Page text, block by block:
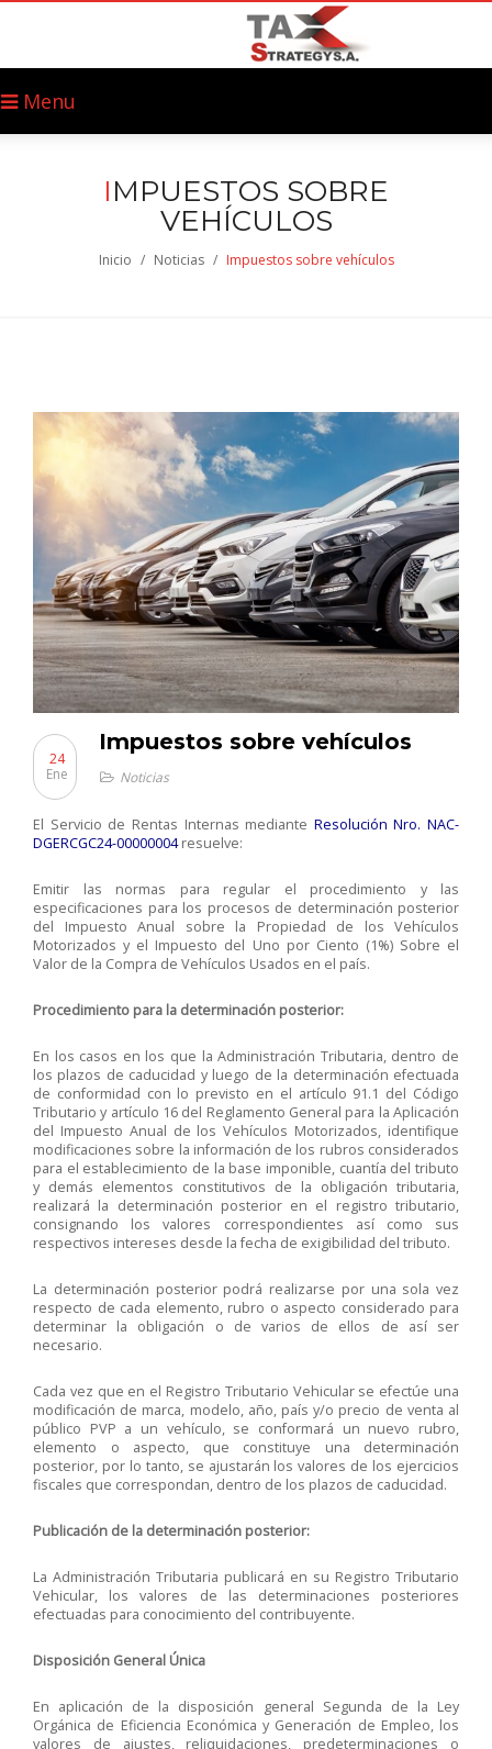
Menu
IMPUESTOS SOBRE
VEHÍCULOS
Inicio / Noticias / Impuestos sobre vehículos
Impuestos sobre vehículos
24
Ene
Noticias
El Servicio de Rentas Internas mediante Resolución Nro. NAC-
DGERCGC24-00000004resuelve:
Emitir las normas para regular el procedimiento y las
especificaciones para los procesos de determinación posterior
del Impuesto Anual sobre la Propiedad de los Vehículos
Motorizados y el Impuesto del Uno por Ciento (1%) Sobre el
Valor de la Compra de Vehículos Usados en el país.
Procedimiento para la determinación posterior:
En los casos en los que la Administración Tributaria, dentro de
los plazos de caducidad y luego de la determinación efectuada
de conformidad con lo previsto en el artículo 91.1 del Código
Tributario y artículo 16 del Reglamento General para la Aplicación
del Impuesto Anual de los Vehículos Motorizados, identifique
modificaciones sobre la información de los rubros considerados
para el establecimiento de la base imponible, cuantía del tributo
y demás elementos constitutivos de la obligación tributaria,
realizará la determinación posterior en el registro tributario,
consignando los valores correspondientes así como sus
respectivos intereses desde la fecha de exigibilidad del tributo.
La determinación posterior podrá realizarse por una sola vez
respecto de cada elemento, rubro o aspecto considerado para
determinar la obligación o de varios de ellos de así ser
necesario.
Cada vez que en el Registro Tributario Vehicular se efectúe una
modificación de marca, modelo, año, país y/o precio de venta al
público PVP a un vehículo, se conformará un nuevo rubro,
elemento o aspecto, que constituye una determinación
posterior, por lo tanto, se ajustarán los valores de los ejercicios
fiscales que correspondan, dentro de los plazos de caducidad.
Publicación de la determinación posterior:
La Administración Tributaria publicará en su Registro Tributario
Vehicular, los valores de las determinaciones posteriores
efectuadas para conocimiento del contribuyente.
Disposición General Única
En aplicación de la disposición general Segunda de la Ley
Orgánica de Eficiencia Económica y Generación de Empleo, los
valores de ajustes, reliquidaciones, predeterminaciones o